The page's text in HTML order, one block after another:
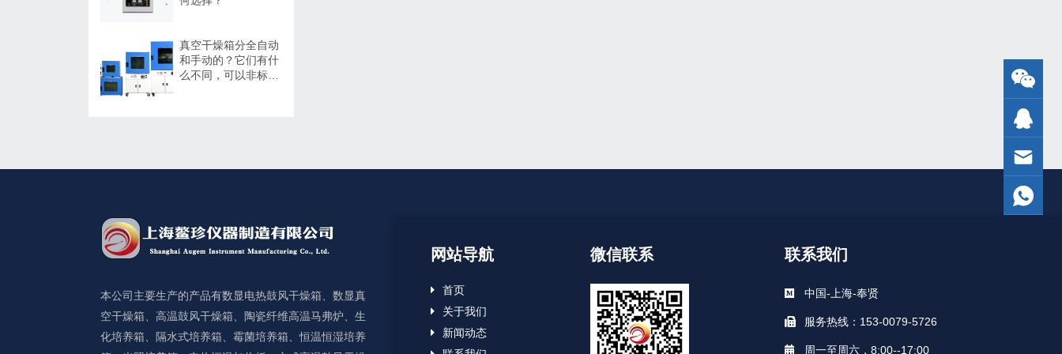
真空干燥箱分全自动
和手动的？它们有什
么不同，可以非标定
本公司主要生产的产品有数显电热鼓风干燥箱、数显真
空干燥箱、高温鼓风干燥箱、陶瓷纤维高温马弗炉、生
化培养箱、隔水式培养箱、霉菌培养箱、恒温恒湿培养
网站导航
首页
关于我们
新闻动态
微信联系 联系我们
中国-上海-奉贤
服务热线：153-0079-5726
周一至周六，8:00--17:00